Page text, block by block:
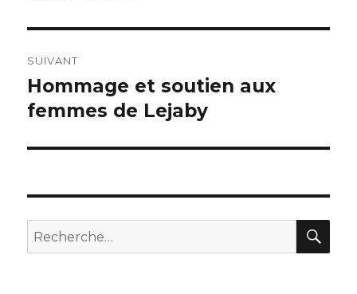
SUIVANT
Publication
suivante :
Hommage et soutien aux
femmes de Lejaby
Recherche
pour :